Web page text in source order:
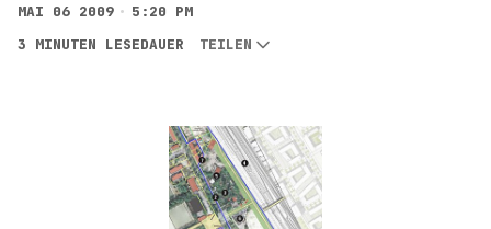
MAI 06 2009
5:20 PM
3 MINUTEN LESEDAUER
TEILEN